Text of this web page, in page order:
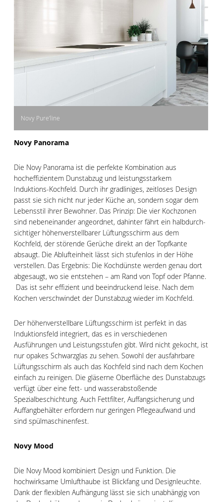
Novy Pure’line
Novy Panorama
Die Novy Panorama ist die perfekte Kombination aus
hocheffizientem Dunstabzug und leistungsstarkem
Induktions-Kochfeld. Durch ihr gradliniges, zeitloses Design
passt sie sich nicht nur jeder Küche an, sondern sogar dem
Lebensstil ihrer Bewohner. Das Prinzip: Die vier Koch­zonen
sind nebeneinander angeordnet, dahinter fährt ein halbdurch­
sichtiger höhenverstellbarer Lüftungsschirm aus dem
Kochfeld, der störende Gerüche direkt an der Topfkante
absaugt. Die Ablufteinheit lässt sich stufenlos in der Höhe
verstellen. Das Ergebnis: Die Kochdünste werden genau dort
abgesaugt, wo sie entstehen – am Rand von Topf oder Pfanne.
Das ist sehr effizient und beeindruckend leise. Nach dem
Kochen verschwindet der Dunstabzug wieder im Kochfeld.
Der höhenverstellbare Lüftungsschirm ist perfekt in das
Induktionsfeld integriert, das es in verschiedenen
Ausführungen und Leistungsstufen gibt. Wird nicht gekocht, ist
nur opakes Schwarzglas zu sehen. Sowohl der ausfahrbare
Lüftungsschirm als auch das Kochfeld sind nach dem Kochen
einfach zu reinigen. Die gläserne Oberfläche des Dunstabzugs
verfügt über eine fett- und wasserabstoßende
Spezialbeschichtung. Auch Fettfilter, Auffangsicherung und
Auffangbehälter erfordern nur geringen Pflegeaufwand und
sind spülmaschinenfest.
Novy Mood
Die Novy Mood kombiniert Design und Funktion. Die
hochwirksame Umlufthaube ist Blickfang und Designleuchte.
Dank der flexiblen Aufhängung lässt sie sich unabhängig von